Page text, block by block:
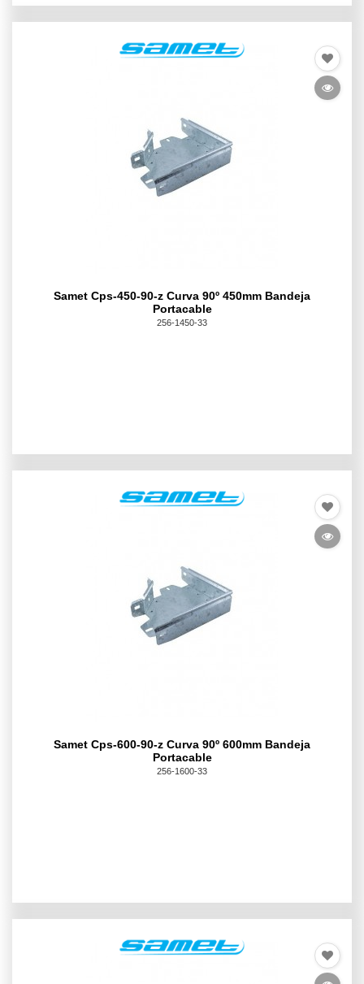
Samet Cps-450-90-z Curva 90º 450mm Bandeja
Portacable
256-1450-33
Samet Cps-600-90-z Curva 90º 600mm Bandeja
Portacable
256-1600-33